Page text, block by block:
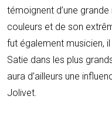
témoignent d’une
couleurs et de son
fut également musicien,
Satie dans les plus
aura d’ailleurs une
Jolivet.